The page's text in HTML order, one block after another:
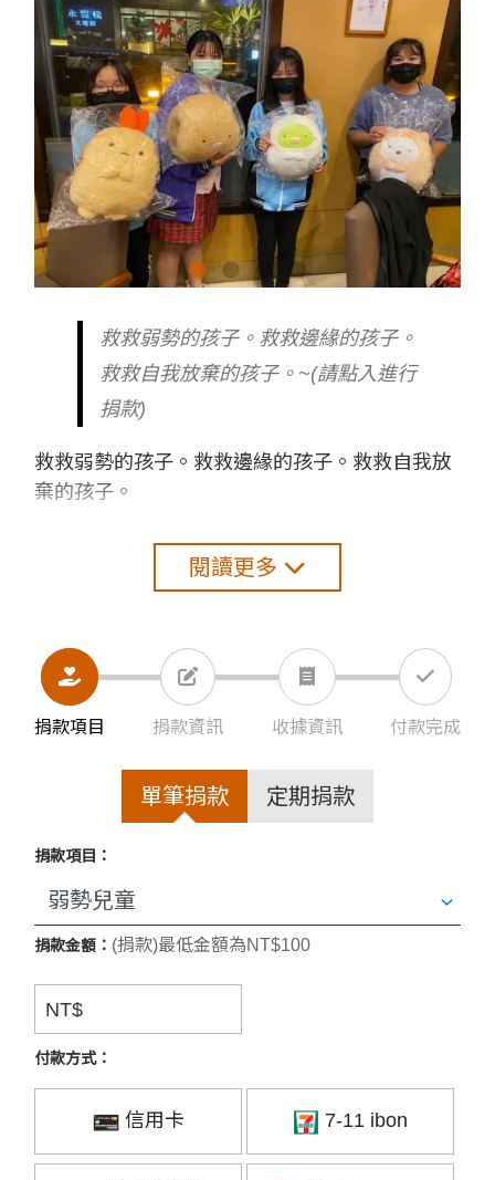
救救弱勢的孩子。救救邊緣的孩子。
救救自我放棄的孩子。~(請點入進行
捐款)
救救弱勢的孩子。救救邊緣的孩子。救救自我放
棄的孩子。
閱讀更多
捐款項目 捐款資訊 收據資訊 付款完成
單筆捐款 定期捐款
捐款項目：
捐款金額： (捐款)最低金額為NT$100
NT$
付款方式：
信用卡 7-11 ibon